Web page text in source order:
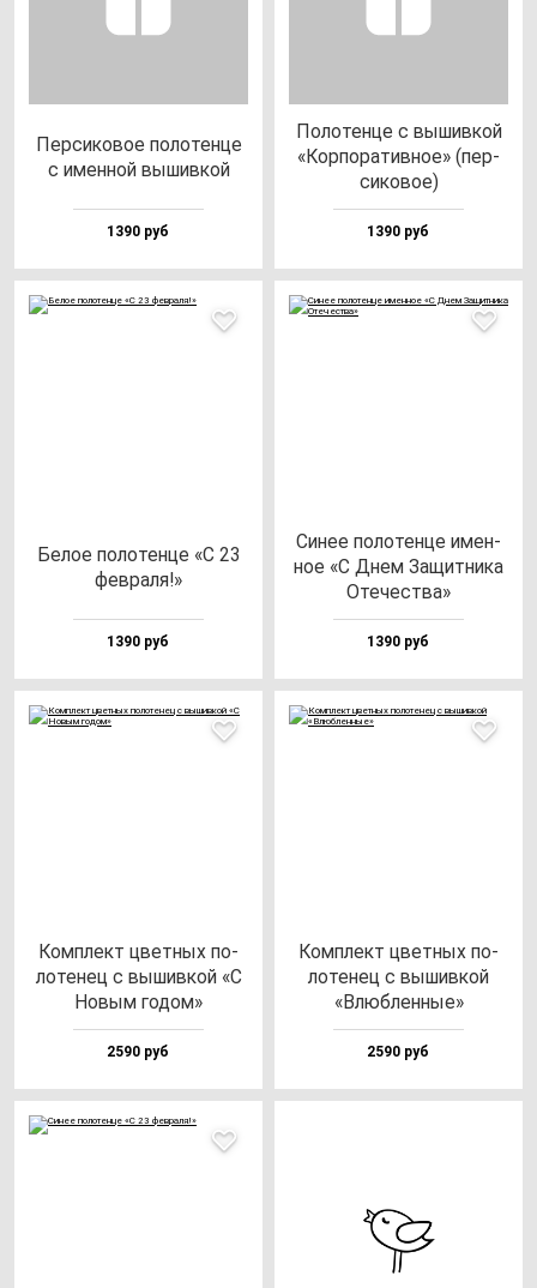
Пер­си­ко­вое по­ло­тен­це
с имен­ной вы­шив­кой
1390 руб
Поло­тен­це с вы­шив­кой
«Кор­по­ра­тив­ное» (пер­
си­ко­вое)
1390 руб
Белое по­ло­тен­це «С 23
фев­ра­ля!»
1390 руб
Синее по­ло­тен­це имен­
ное «С Днем Защит­ни­ка
Оте­чес­тва»
1390 руб
Ком­плект цвет­ных по­
ло­те­нец с вы­шив­кой «С
Новым го­дом»
2590 руб
Ком­плект цвет­ных по­
ло­те­нец с вы­шив­кой
«Влюб­лен­ные»
2590 руб